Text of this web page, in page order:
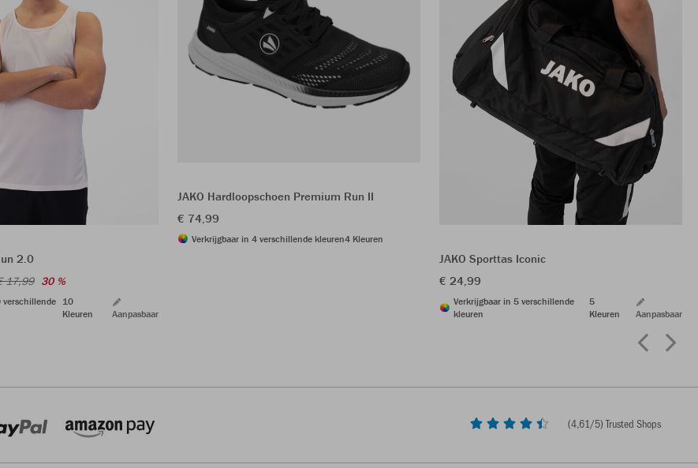
2.0
17,99 30 %
verschillende 10
Kleuren
Aanpasbaar
JAKO Hardloopschoen Premium Run II
€ 74,99
Verkrijgbaar in 4 verschillende kleuren4 Kleuren
JAKO Sporttas Iconic
€ 24,99
Verkrijgbaar in 5 verschillende
kleuren
5
Kleuren
Aanpasbaar
(4,61/5) Trusted Shops